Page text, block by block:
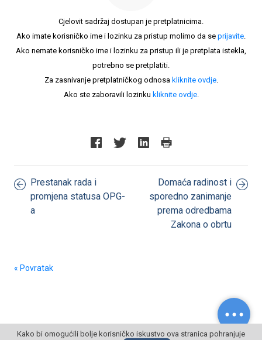
Cjelovit sadržaj dostupan je pretplatnicima.
Ako imate korisničko ime i lozinku za pristup molimo da se prijavite.
Ako nemate korisničko ime i lozinku za pristup ili je pretplata istekla,
potrebno se pretplatiti.
Za zasnivanje pretplatničkog odnosa kliknite ovdje.
Ako ste zaboravili lozinku kliknite ovdje.
Prestanak rada i
promjena statusa OPG-
a
Domaća radinost i
sporedno zanimanje
prema odredbama
Zakona o obrtu
« Povratak
Kako bi omogućili bolje korisničko iskustvo ova stranica pohranjuje